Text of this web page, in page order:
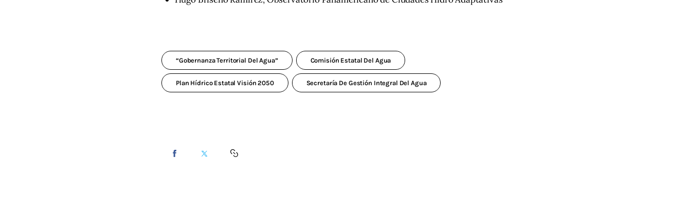
“Gobernanza Territorial Del Agua” Comisión Estatal Del Agua
Plan Hídrico Estatal Visión 2050 Secretaría De Gestión Integral Del Agua